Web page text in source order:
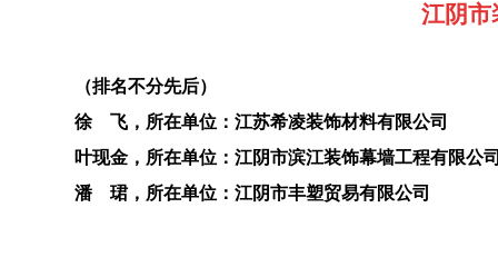
江阴市
（排名不分先后）
徐 飞，所在单位：江苏希凌装饰材料有限公司
叶现金，所在单位：江阴市滨江装饰幕墙工程有限公
潘 珺，所在单位：江阴市丰塑贸易有限公司